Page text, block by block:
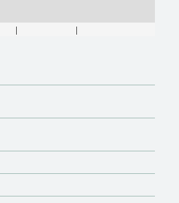
| |